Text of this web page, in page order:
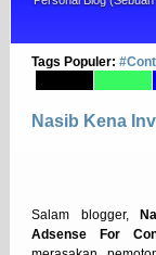
Tags Populer:
Nasib Kena
Salam blogger,
Adsense For